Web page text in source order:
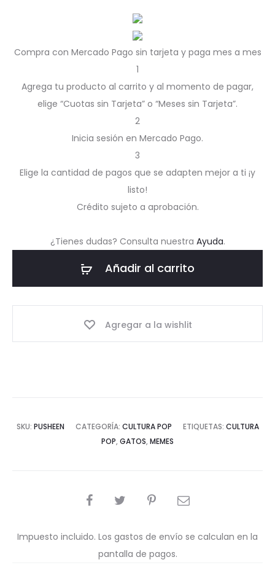
Compra con Mercado Pago sin tarjeta y paga mes a mes
1
Agrega tu producto al carrito y al momento de pagar,
elige “Cuotas sin Tarjeta” o “Meses sin Tarjeta”.
2
Inicia sesión en Mercado Pago.
3
Elige la cantidad de pagos que se adapten mejor a ti ¡y
listo!
Crédito sujeto a aprobación.
¿Tienes dudas? Consulta nuestra Ayuda.
Añadir al carrito
Agregar a la wishlit
SKU: PUSHEEN CATEGORÍA: CULTURA POP ETIQUETAS: CULTURA
POP, GATOS, MEMES
COMPARTIR
Impuesto incluido. Los gastos de envío se calculan en la
pantalla de pagos.